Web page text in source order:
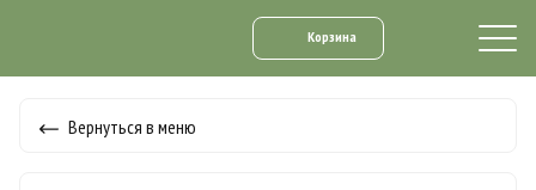
Корзина
Вернуться в меню